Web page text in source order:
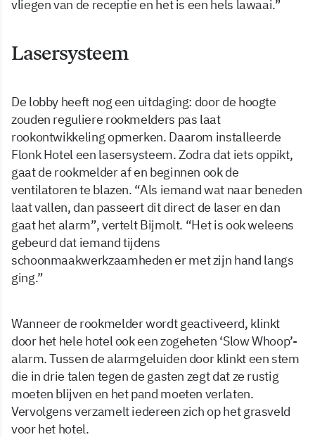
vliegen van de receptie en het is een hels lawaai.”
Lasersysteem
De lobby heeft nog een uitdaging: door de hoogte
zouden reguliere rookmelders pas laat
rookontwikkeling opmerken. Daarom installeerde
Flonk Hotel een lasersysteem. Zodra dat iets oppikt,
gaat de rookmelder af en beginnen ook de
ventilatoren te blazen. “Als iemand wat naar beneden
laat vallen, dan passeert dit direct de laser en dan
gaat het alarm”, vertelt Bijmolt. “Het is ook weleens
gebeurd dat iemand tijdens
schoonmaakwerkzaamheden er met zijn hand langs
ging.”
Wanneer de rookmelder wordt geactiveerd, klinkt
door het hele hotel ook een zogeheten ‘Slow Whoop’-
alarm. Tussen de alarmgeluiden door klinkt een stem
die in drie talen tegen de gasten zegt dat ze rustig
moeten blijven en het pand moeten verlaten.
Vervolgens verzamelt iedereen zich op het grasveld
voor het hotel.